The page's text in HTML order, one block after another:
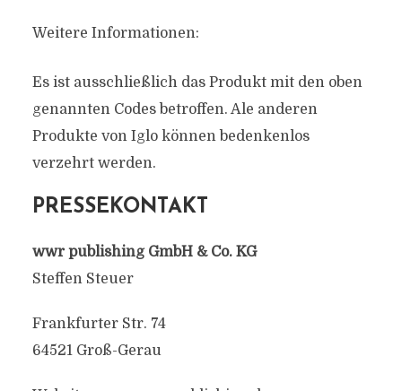
Weitere Informationen:
Es ist ausschließlich das Produkt mit den oben
genannten Codes betroffen. Ale anderen
Produkte von Iglo können bedenkenlos
verzehrt werden.
PRESSEKONTAKT
wwr publishing GmbH & Co. KG
Steffen Steuer
Frankfurter Str. 74
64521 Groß-Gerau